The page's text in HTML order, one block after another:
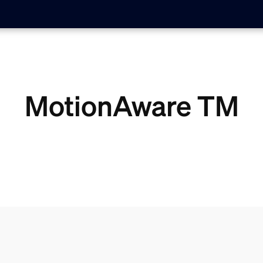
MotionAware TM